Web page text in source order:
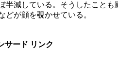
減している。そうしたこと
が顔を覗かせている。
サード リンク